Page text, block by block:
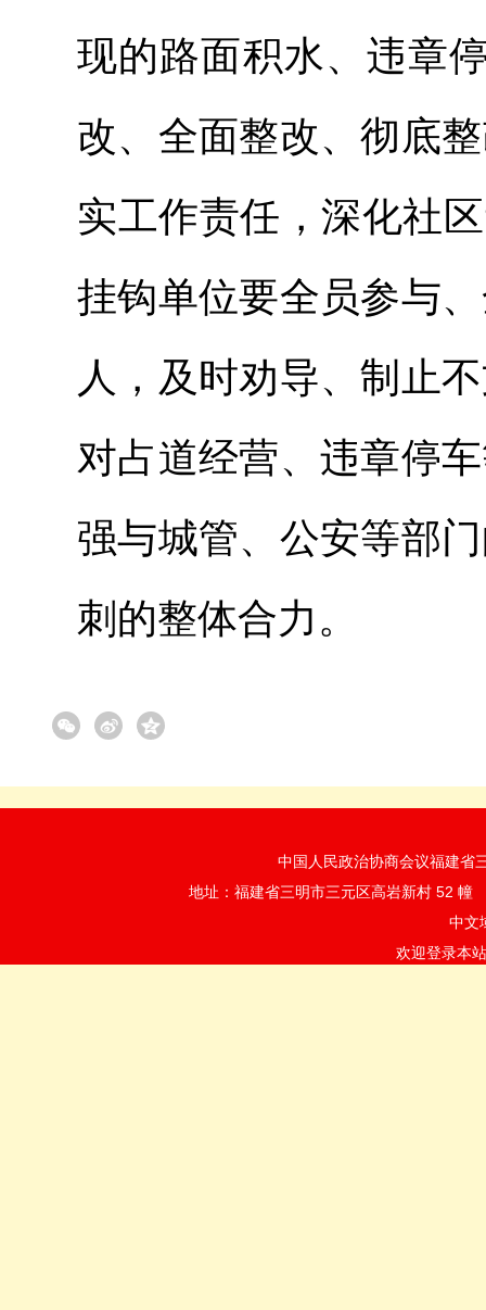
现的路面积水、违章
改、全面整改、彻底
实工作责任，深化社
挂钩单位要全员参与
人，及时劝导、制止
对占道经营、违章停
强与城管、公安等部
刺的整体合力。
中国人民政治协商会议福建省
地址：福建省三明市三元区高岩新村 52
中文
欢迎登录本